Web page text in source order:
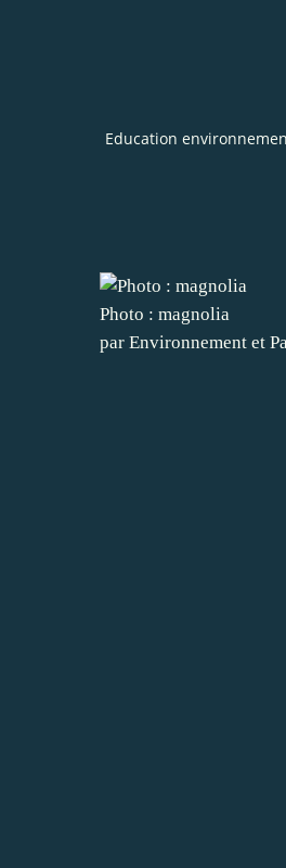
Education
Photo : magnolia
par Environnement et